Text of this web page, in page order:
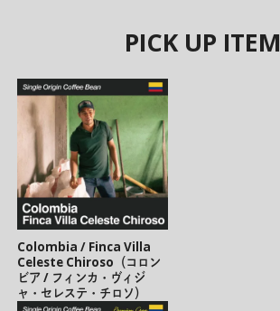
PICK UP ITEM
Colombia / Finca Villa
Celeste Chiroso（コロン
ビア / フィンカ・ヴィジ
ャ・セレステ・チロソ）